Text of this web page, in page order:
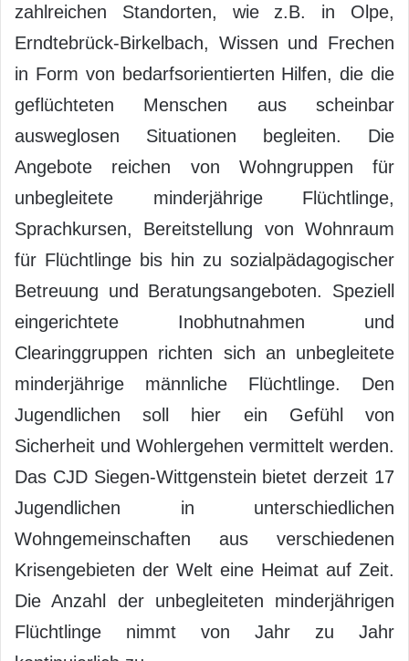
zahlreichen Standorten, wie z.B. in Olpe,
Erndtebrück-Birkelbach, Wissen und Frechen
in Form von bedarfsorientierten Hilfen, die die
geflüchteten Menschen aus scheinbar
ausweglosen Situationen begleiten. Die
Angebote reichen von Wohngruppen für
unbegleitete minderjährige Flüchtlinge,
Sprachkursen, Bereitstellung von Wohnraum
für Flüchtlinge bis hin zu sozialpädagogischer
Betreuung und Beratungsangeboten. Speziell
eingerichtete Inobhutnahmen und
Clearinggruppen richten sich an unbegleitete
minderjährige männliche Flüchtlinge. Den
Jugendlichen soll hier ein Gefühl von
Sicherheit und Wohlergehen vermittelt werden.
Das CJD Siegen-Wittgenstein bietet derzeit 17
Jugendlichen in unterschiedlichen
Wohngemeinschaften aus verschiedenen
Krisengebieten der Welt eine Heimat auf Zeit.
Die Anzahl der unbegleiteten minderjährigen
Flüchtlinge nimmt von Jahr zu Jahr